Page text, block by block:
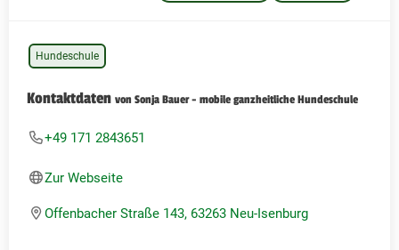
Hundeschule
Kontaktdaten von Sonja Bauer - mobile ganzheitliche Hundeschule
+49 171 2843651
Zur Webseite
Offenbacher Straße 143, 63263 Neu-Isenburg